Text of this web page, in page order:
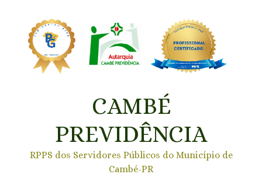
CAMBÉ
PREVIDÊNCIA
RPPS dos Servidores Públicos do Município de
Cambé-PR